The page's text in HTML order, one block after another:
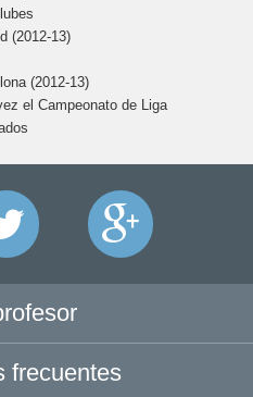
(2012-13)
(2012-13)
el Campeonato de Liga
frecuentes